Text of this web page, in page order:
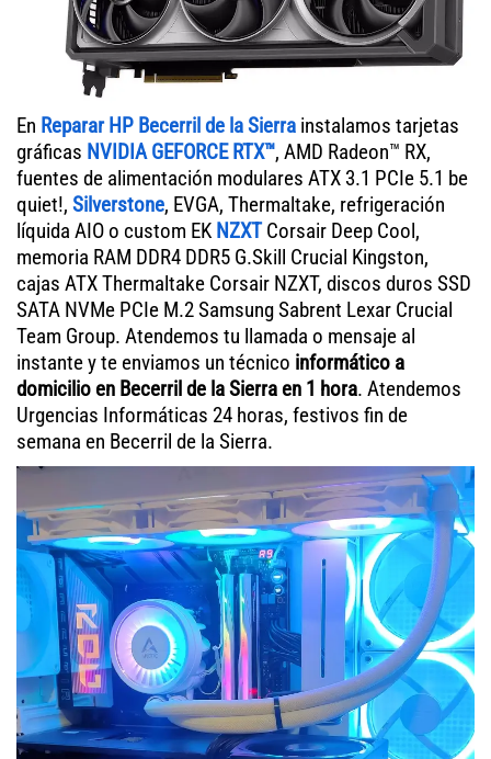
En Reparar HP Becerril de la Sierra instalamos tarjetas
gráficas NVIDIA GEFORCE RTX™, AMD Radeon™ RX,
fuentes de alimentación modulares ATX 3.1 PCIe 5.1 be
quiet!, Silverstone, EVGA, Thermaltake, refrigeración
líquida AIO o custom EK NZXTCorsair Deep Cool,
memoria RAM DDR4 DDR5 G.Skill Crucial Kingston,
cajas ATX Thermaltake Corsair NZXT, discos duros SSD
SATA NVMe PCIe M.2 Samsung Sabrent Lexar Crucial
Team Group. Atendemos tu llamada o mensaje al
instante y te enviamos un técnico informático a
domicilio en Becerril de la Sierra en 1 hora. Atendemos
Urgencias Informáticas 24 horas, festivos fin de
semana en Becerril de la Sierra.